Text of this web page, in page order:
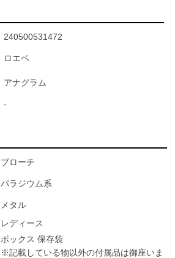
240500531472
ロエベ
アナグラム
-
ブローチ
パラジウム系
メタル
レディース
ボックス 保存袋
※記載している物以外の付属品は御座いま